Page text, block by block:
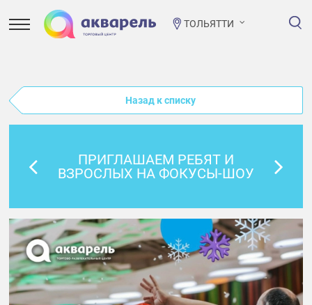
ТОЛЬЯТТИ
Назад к списку
ПРИГЛАШАЕМ РЕБЯТ И
ВЗРОСЛЫХ НА ФОКУСЫ-ШОУ